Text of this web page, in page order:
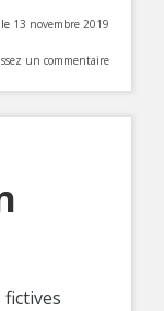
13 novembre 2019
un commentaire